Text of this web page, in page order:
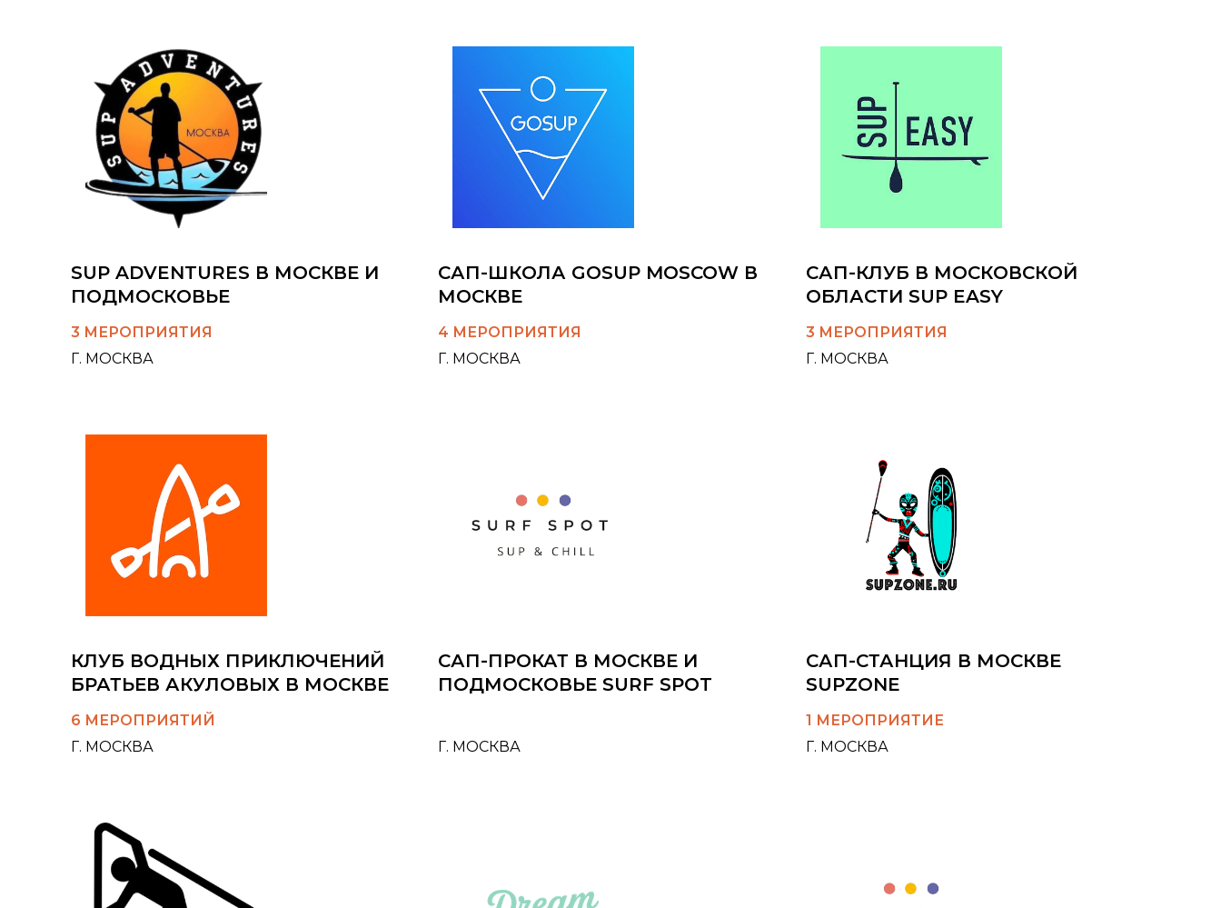
SUP ADVENTURES В МОСКВЕ И
ПОДМОСКОВЬЕ
3 МЕРОПРИЯТИЯ
Г. МОСКВА
САП-ШКОЛА GOSUP MOSCOW В
МОСКВЕ
4 МЕРОПРИЯТИЯ
Г. МОСКВА
САП-КЛУБ В МОСКОВСКОЙ
ОБЛАСТИ SUP EASY
3 МЕРОПРИЯТИЯ
Г. МОСКВА
КЛУБ ВОДНЫХ ПРИКЛЮЧЕНИЙ
БРАТЬЕВ АКУЛОВЫХ В МОСКВЕ
6 МЕРОПРИЯТИЙ
Г. МОСКВА
САП-ПРОКАТ В МОСКВЕ И
ПОДМОСКОВЬЕ SURF SPOT
Г. МОСКВА
САП-СТАНЦИЯ В МОСКВЕ
SUPZONE
1 МЕРОПРИЯТИЕ
Г. МОСКВА